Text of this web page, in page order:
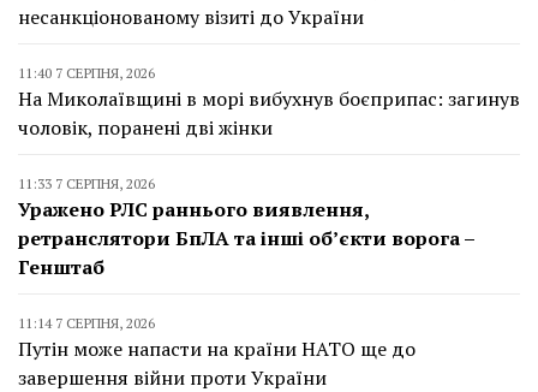
несанкціонованому візиті до України
11:40 7 СЕРПНЯ, 2026
На Миколаївщині в морі вибухнув боєприпас: загинув
чоловік, поранені дві жінки
11:33 7 СЕРПНЯ, 2026
Уражено РЛС раннього виявлення,
ретранслятори БпЛА та інші об’єкти ворога –
Генштаб
11:14 7 СЕРПНЯ, 2026
Путін може напасти на країни НАТО ще до
завершення війни проти України